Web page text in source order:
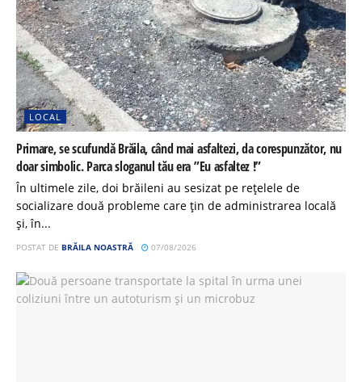
LOCAL
Primare, se scufundă Brăila, când mai asfaltezi, da corespunzător, nu
doar simbolic. Parca sloganul tău era ”Eu asfaltez !”
În ultimele zile, doi brăileni au sesizat pe rețelele de
socializare două probleme care țin de administrarea locală
și, în...
POSTAT DE BRĂILA NOASTRĂ 07/08/2026